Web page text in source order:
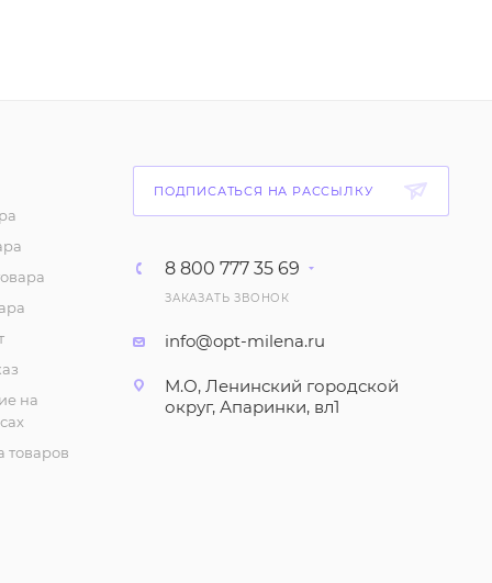
на
товаров
ПОДПИСАТЬСЯ НА РАССЫЛКУ
8 800 777 35 69
ЗАКАЗАТЬ ЗВОНОК
info@opt-milena.ru
М.О, Ленинский городской
округ, Апаринки, вл1